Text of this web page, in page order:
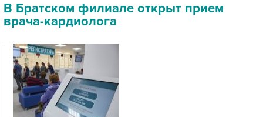
В Братском филиале открыт прием
врача-кардиолога